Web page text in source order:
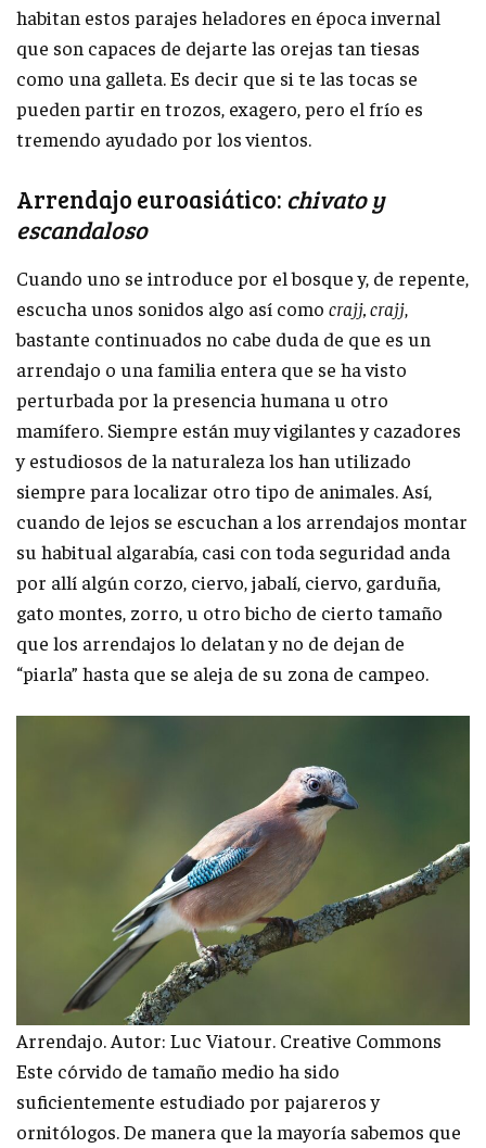
habitan estos parajes heladores en época invernal
que son capaces de dejarte las orejas tan tiesas
como una galleta. Es decir que si te las tocas se
pueden partir en trozos, exagero, pero el frío es
tremendo ayudado por los vientos.
Arrendajo euroasiático: chivato y
escandaloso
Cuando uno se introduce por el bosque y, de repente,
escucha unos sonidos algo así como crajj, crajj,
bastante continuados no cabe duda de que es un
arrendajo o una familia entera que se ha visto
perturbada por la presencia humana u otro
mamífero. Siempre están muy vigilantes y cazadores
y estudiosos de la naturaleza los han utilizado
siempre para localizar otro tipo de animales. Así,
cuando de lejos se escuchan a los arrendajos montar
su habitual algarabía, casi con toda seguridad anda
por allí algún corzo, ciervo, jabalí, ciervo, garduña,
gato montes, zorro, u otro bicho de cierto tamaño
que los arrendajos lo delatan y no de dejan de
“piarla” hasta que se aleja de su zona de campeo.
Arrendajo. Autor: Luc Viatour. Creative Commons
Este córvido de tamaño medio ha sido
suficientemente estudiado por pajareros y
ornitólogos. De manera que la mayoría sabemos que